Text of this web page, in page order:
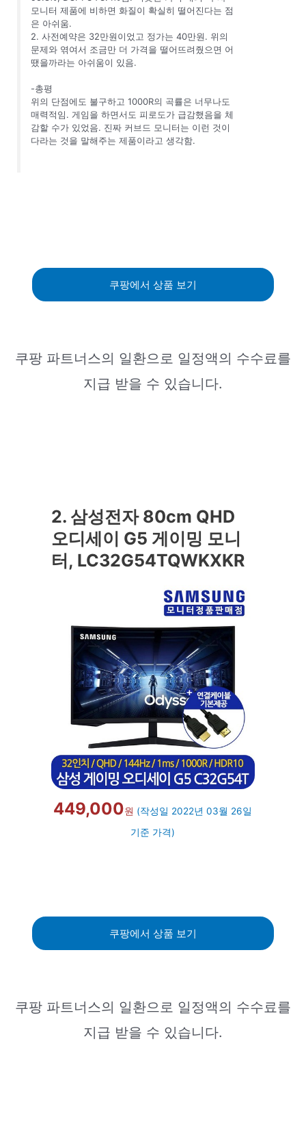
모니터 제품에 비하면 화질이 확실히 떨어진다는 점
은 아쉬움.
2. 사전예약은 32만원이었고 정가는 40만원. 위의
문제와 엮여서 조금만 더 가격을 떨어뜨려줬으면 어
땠을까라는 아쉬움이 있음.
-총평
위의 단점에도 불구하고 1000R의 곡률은 너무나도
매력적임. 게임을 하면서도 피로도가 급감했음을 체
감할 수가 있었음. 진짜 커브드 모니터는 이런 것이
다라는 것을 말해주는 제품이라고 생각함.
쿠팡에서 상품 보기
쿠팡 파트너스의 일환으로 일정액의 수수료를
지급 받을 수 있습니다.
2. 삼성전자 80cm QHD
오디세이 G5 게이밍 모니
터, LC32G54TQWKXKR
449,000원 (작성일 2022년 03월 26일
기준 가격)
쿠팡에서 상품 보기
쿠팡 파트너스의 일환으로 일정액의 수수료를
지급 받을 수 있습니다.